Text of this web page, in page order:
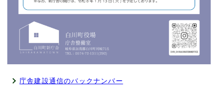
庁舎建設通信のバックナンバー